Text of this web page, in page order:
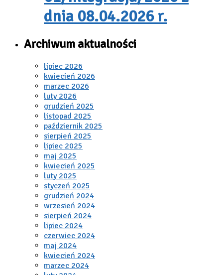
dnia 08.04.2026 r.
Archiwum aktualności
lipiec 2026
kwiecień 2026
marzec 2026
luty 2026
grudzień 2025
listopad 2025
październik 2025
sierpień 2025
lipiec 2025
maj 2025
kwiecień 2025
luty 2025
styczeń 2025
grudzień 2024
wrzesień 2024
sierpień 2024
lipiec 2024
czerwiec 2024
maj 2024
kwiecień 2024
marzec 2024